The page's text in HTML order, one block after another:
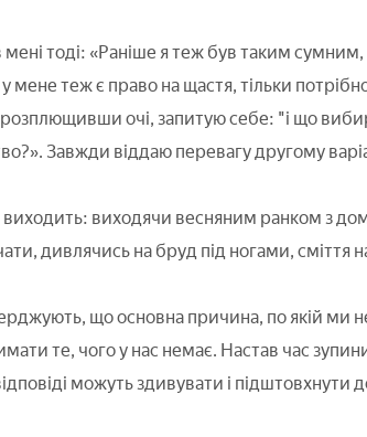
мені тоді: «Раніше я теж був таким сумним,
мене теж є право на щастя, тільки
очі, запитую себе: "і що
Завжди віддаю перевагу другому
виходить: виходячи весняним ранком з
дивлячись на бруд під ногами, сміття
що основна причина, по якій ми
те, чого у нас немає. Настав час
можуть здивувати і